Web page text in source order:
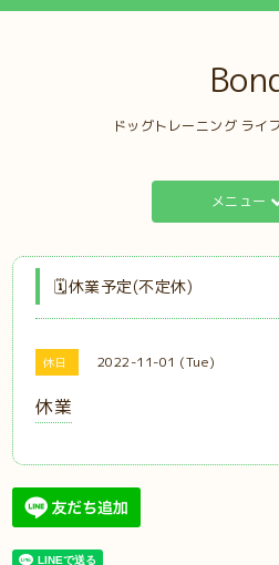
ドッグトレーニング ライ
メニュー
🗓️休業予定(不定休)
休日 2022-11-01 (Tue)
休業